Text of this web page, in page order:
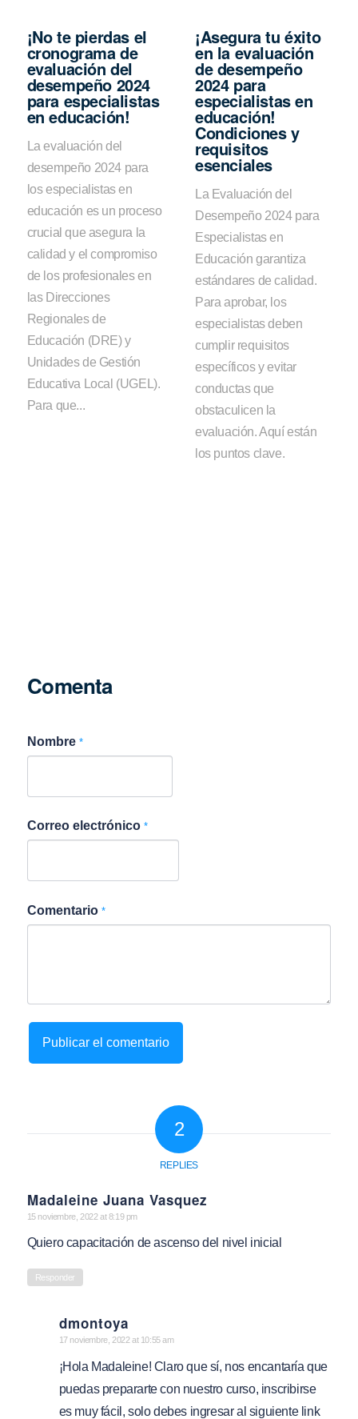
¡No te pierdas el
cronograma de
evaluación del
desempeño 2024
para especialistas
en educación!
La evaluación del
desempeño 2024 para
los especialistas en
educación es un proceso
crucial que asegura la
calidad y el compromiso
de los profesionales en
las Direcciones
Regionales de
Educación (DRE) y
Unidades de Gestión
Educativa Local (UGEL).
Para que...
¡Asegura tu éxito
en la evaluación
de desempeño
2024 para
especialistas en
educación!
Condiciones y
requisitos
esenciales
La Evaluación del
Desempeño 2024 para
Especialistas en
Educación garantiza
estándares de calidad.
Para aprobar, los
especialistas deben
cumplir requisitos
específicos y evitar
conductas que
obstaculicen la
evaluación. Aquí están
los puntos clave.
Comenta
Nombre *
Correo electrónico *
Comentario *
2
REPLIES
Madaleine Juana Vasquez
says:
15 noviembre, 2022 at 8:19 pm
Quiero capacitación de ascenso del nivel inicial
Responder
dmontoya
says:
17 noviembre, 2022 at 10:55 am
¡Hola Madaleine! Claro que sí, nos encantaría que
puedas prepararte con nuestro curso, inscribirse
es muy fácil, solo debes ingresar al siguiente link